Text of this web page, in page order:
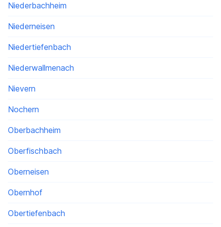
Niederbachheim
Niederneisen
Niedertiefenbach
Niederwallmenach
Nievern
Nochern
Oberbachheim
Oberfischbach
Oberneisen
Obernhof
Obertiefenbach